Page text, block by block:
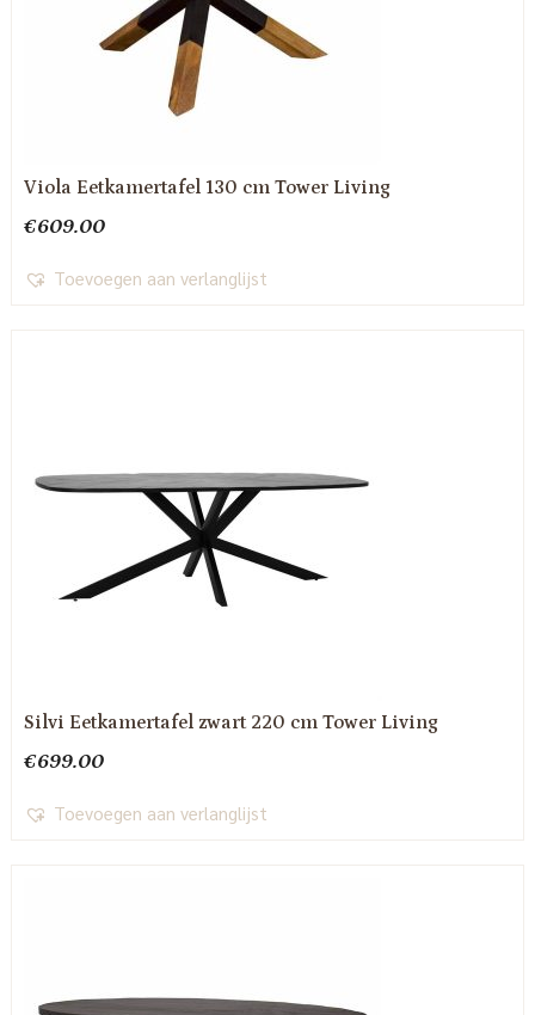
Viola Eetkamertafel 130 cm Tower Living
€609.00
Toevoegen aan verlanglijst
Silvi Eetkamertafel zwart 220 cm Tower Living
€699.00
Toevoegen aan verlanglijst